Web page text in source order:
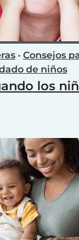
• Consejos
de niños
los